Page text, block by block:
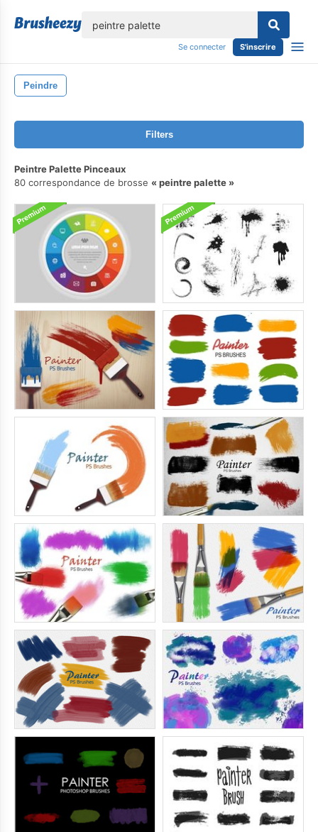
Se connecter S'inscrire
Peindre
Filters
Peintre Palette Pinceaux
80 correspondance de brosse
peintre palette